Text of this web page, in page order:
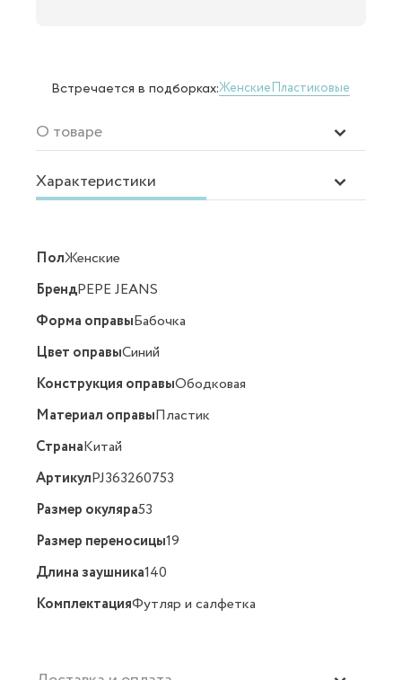
Встречается в подборках:ЖенскиеПластиковые
О товаре
Характеристики
ПолЖенские
БрендPEPE JEANS
Форма оправыБабочка
Цвет оправыСиний
Конструкция оправыОбодковая
Материал оправыПластик
СтранаКитай
АртикулPJ363260753
Размер окуляра53
Размер переносицы19
Длина заушника140
КомплектацияФутляр и салфетка